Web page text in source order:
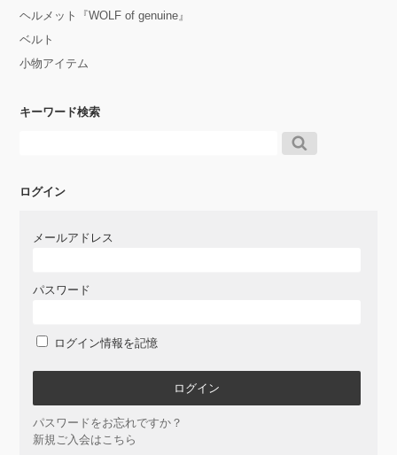
ヘルメット『WOLF of genuine』
ベルト
小物アイテム
キーワード検索
ログイン
メールアドレス
パスワード
ログイン情報を記憶
パスワードをお忘れですか？
新規ご入会はこちら